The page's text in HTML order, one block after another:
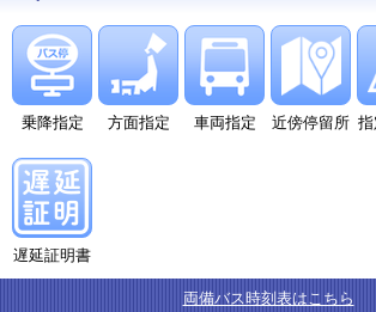
乗降指定 方面指定 車両指定 近傍停留所
遅延証明書
両備バス時刻表はこちら